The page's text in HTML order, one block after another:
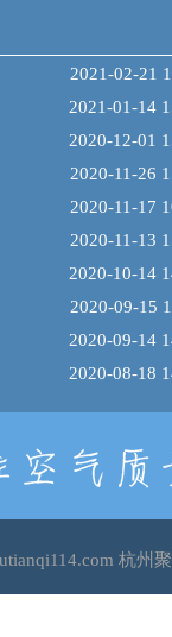
2021-02-21
2021-01-14
2020-12-01
2020-11-26
2020-11-17
2020-11-13
2020-10-14
2020-09-15
2020-09-14
2020-08-18
杭州